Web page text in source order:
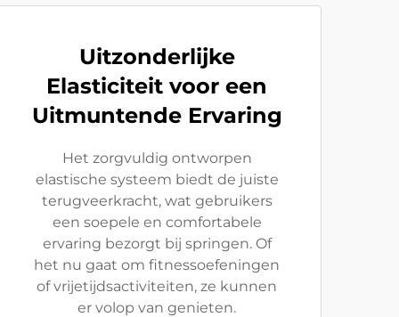
Uitzonderlijke
Elasticiteit voor een
Uitmuntende Ervaring
Het zorgvuldig ontworpen
elastische systeem biedt de juiste
terugveerkracht, wat gebruikers
een soepele en comfortabele
ervaring bezorgt bij springen. Of
het nu gaat om fitnessoefeningen
of vrijetijdsactiviteiten, ze kunnen
er volop van genieten.